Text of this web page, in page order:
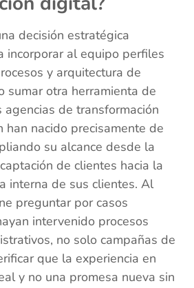
decisión estratégica
incorporar al equipo perfiles
y arquitectura de
sumar otra herramienta de
de transformación
nacido precisamente de
su alcance desde la
de clientes hacia la
interna de sus clientes. Al
preguntar por casos
intervenido procesos
no solo campañas de
que la experiencia en
y no una promesa nueva sin